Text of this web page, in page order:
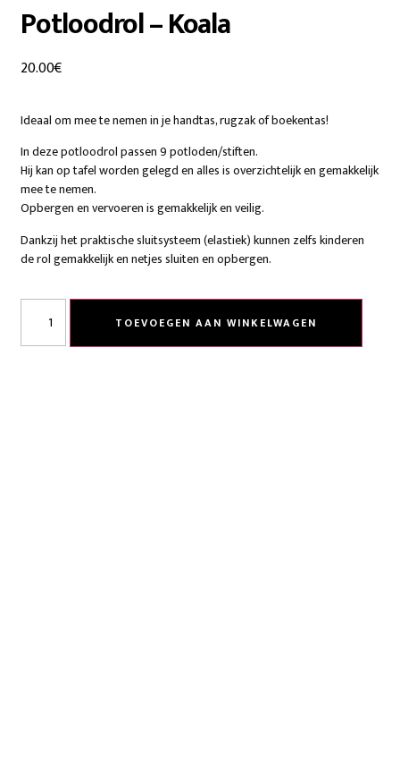
Potloodrol – Koala
20.00€
Ideaal om mee te nemen in je handtas, rugzak of boekentas!
In deze potloodrol passen 9 potloden/stiften.
Hij kan op tafel worden gelegd en alles is overzichtelijk en gemakkelijk
mee te nemen.
Opbergen en vervoeren is gemakkelijk en veilig.
Dankzij het praktische sluitsysteem (elastiek) kunnen zelfs kinderen
de rol gemakkelijk en netjes sluiten en opbergen.
TOEVOEGEN AAN WINKELWAGEN